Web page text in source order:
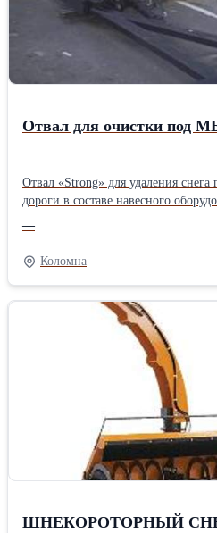
Отвал для очистки под
Отвал «Strong» для удаления
дороги в составе навесного
огибая стойку, и возвращается в
Таким образом, обеспечивается
при прямолинейном движении
—
Коломна
ШНЕКОРОТОРНЫЙ